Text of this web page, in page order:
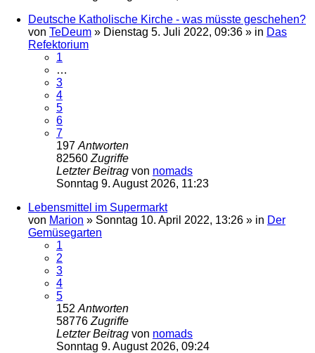
Deutsche Katholische Kirche - was müsste geschehen?
von TeDeum » Dienstag 5. Juli 2022, 09:36 » in Das
Refektorium
1
…
3
4
5
6
7
197 Antworten
82560 Zugriffe
Letzter Beitrag von nomads
Sonntag 9. August 2026, 11:23
Lebensmittel im Supermarkt
von Marion » Sonntag 10. April 2022, 13:26 » in Der
Gemüsegarten
1
2
3
4
5
152 Antworten
58776 Zugriffe
Letzter Beitrag von nomads
Sonntag 9. August 2026, 09:24